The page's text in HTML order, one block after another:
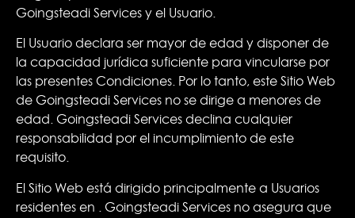
Goingsteadi Services y el Usuario.
El Usuario declara ser mayor de edad y disponer de
la capacidad jurídica suficiente para vincularse por
las presentes Condiciones. Por lo tanto, este Sitio Web
de Goingsteadi Services no se dirige a menores de
edad. Goingsteadi Services declina cualquier
responsabilidad por el incumplimiento de este
requisito.
El Sitio Web está dirigido principalmente a Usuarios
residentes en . Goingsteadi Services no asegura que